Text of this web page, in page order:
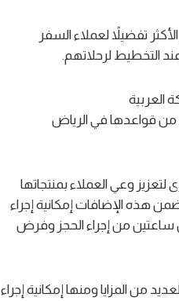
تفضيلاً لعملاء السفر
التخطيط لرحلاتهم.
العربية
من قواعدها في الرياض
وعي العملاء بمنتجاتها
هذه الإضافات إمكانية إجراء
ساعتين من إجراء الحجز وفرض
من المزايا ومنها إمكانية إجراء